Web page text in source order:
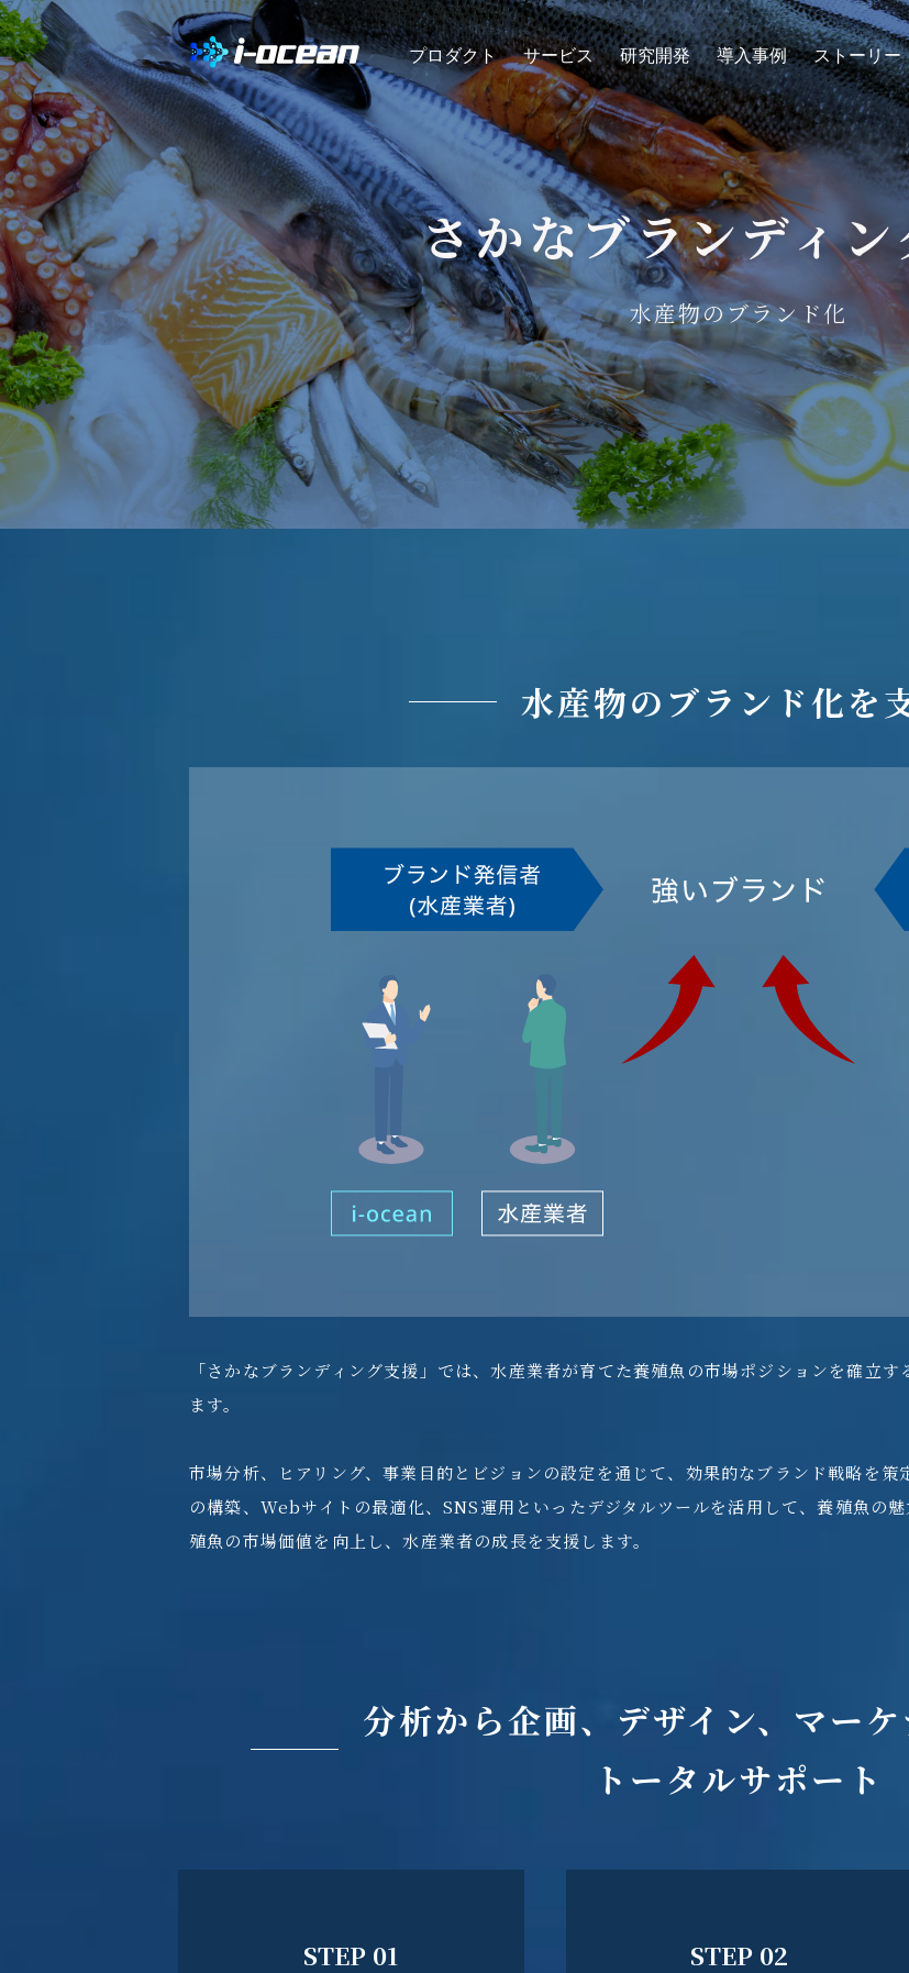
プロダクト サービス 研究開発 導入事例 ストーリー
さかなブランディ
水産物のブランド化
水産物のブランド化を
「さかなブランディング支援」では、水産業者が育てた養殖魚の市場ポジションを確立
ます。
市場分析、ヒアリング、事業目的とビジョンの設定を通じて、効果的なブランド戦略を
の構築、Webサイトの最適化、SNS運用といったデジタルツールを活用して、養殖魚の
殖魚の市場価値を向上し、水産業者の成長を支援します。
分析から企画、デザイン、 マー
トータルサポート
STEP 01
STEP 02